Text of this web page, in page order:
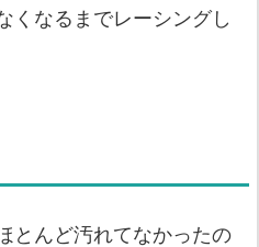
くなるまでレーシングし
とんど汚れてなかったの